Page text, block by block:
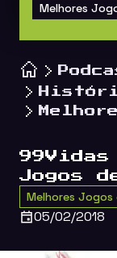
Melhores
Jogos
Melhores Jogos
05/02/2018